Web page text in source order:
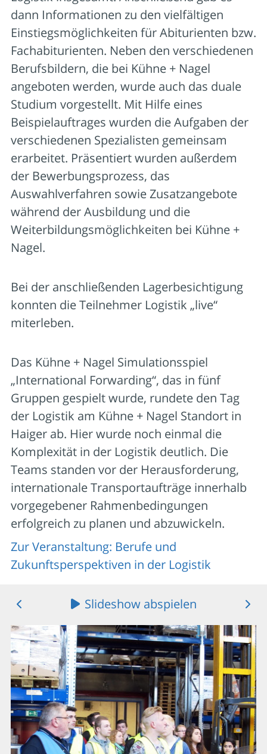
dann Informationen zu den vielfältigen
Einstiegsmöglichkeiten für Abiturienten bzw.
Fachabiturienten. Neben den verschiedenen
Berufsbildern, die bei Kühne + Nagel
angeboten werden, wurde auch das duale
Studium vorgestellt. Mit Hilfe eines
Beispielauftrages wurden die Aufgaben der
verschiedenen Spezialisten gemeinsam
erarbeitet. Präsentiert wurden außerdem
der Bewerbungsprozess, das
Auswahlverfahren sowie Zusatzangebote
während der Ausbildung und die
Weiterbildungsmöglichkeiten bei Kühne +
Nagel.
Bei der anschließenden Lagerbesichtigung
konnten die Teilnehmer Logistik „live“
miterleben.
Das Kühne + Nagel Simulationsspiel
„International Forwarding“, das in fünf
Gruppen gespielt wurde, rundete den Tag
der Logistik am Kühne + Nagel Standort in
Haiger ab. Hier wurde noch einmal die
Komplexität in der Logistik deutlich. Die
Teams standen vor der Herausforderung,
internationale Transportaufträge innerhalb
vorgegebener Rahmenbedingungen
erfolgreich zu planen und abzuwickeln.
Zur Veranstaltung: Berufe und
Zukunftsperspektiven in der Logistik
Slideshow abspielen